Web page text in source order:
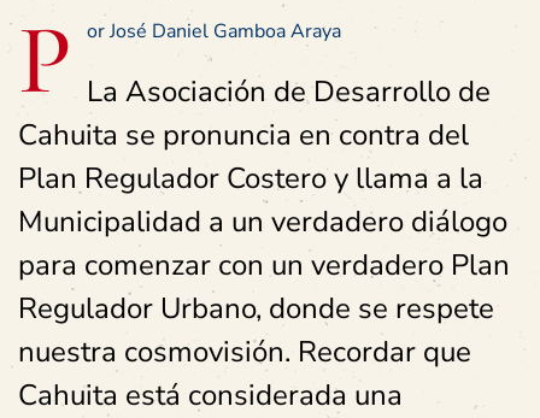
P or José Daniel Gamboa Araya
La Asociación de Desarrollo de
Cahuita se pronuncia en contra del
Plan Regulador Costero y llama a la
Municipalidad a un verdadero diálogo
para comenzar con un verdadero Plan
Regulador Urbano, donde se respete
nuestra cosmovisión. Recordar que
Cahuita está considerada una